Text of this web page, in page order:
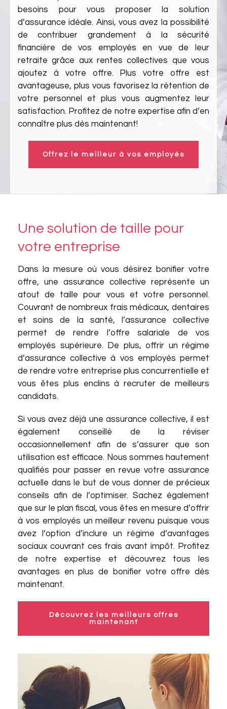
besoins pour vous proposer la solution
d’assurance idéale. Ainsi, vous avez la possibilité
de contribuer grandement à la sécurité
financière de vos employés en vue de leur
retraite grâce aux rentes collectives que vous
ajoutez à votre offre. Plus votre offre est
avantageuse, plus vous favorisez la rétention de
votre personnel et plus vous augmentez leur
satisfaction. Profitez de notre expertise afin d’en
connaître plus dès maintenant!
Offrez le meilleur à vos employés
Une solution de taille pour
votre entreprise
Dans la mesure où vous désirez bonifier votre
offre, une assurance collective représente un
atout de taille pour vous et votre personnel.
Couvrant de nombreux frais médicaux, dentaires
et soins de la santé, l’assurance collective
permet de rendre l’offre salariale de vos
employés supérieure. De plus, offrir un régime
d’assurance collective à vos employés permet
de rendre votre entreprise plus concurrentielle et
vous êtes plus enclins à recruter de meilleurs
candidats.
Si vous avez déjà une assurance collective, il est
également conseillé de la réviser
occasionnellement afin de s’assurer que son
utilisation est efficace. Nous sommes hautement
qualifiés pour passer en revue votre assurance
actuelle dans le but de vous donner de précieux
conseils afin de l’optimiser. Sachez également
que sur le plan fiscal, vous êtes en mesure d’offrir
à vos employés un meilleur revenu puisque vous
avez l’option d’inclure un régime d’avantages
sociaux couvrant ces frais avant impôt. Profitez
de notre expertise et découvrez tous les
avantages en plus de bonifier votre offre dès
maintenant.
Découvrez les meilleurs offres
maintenant